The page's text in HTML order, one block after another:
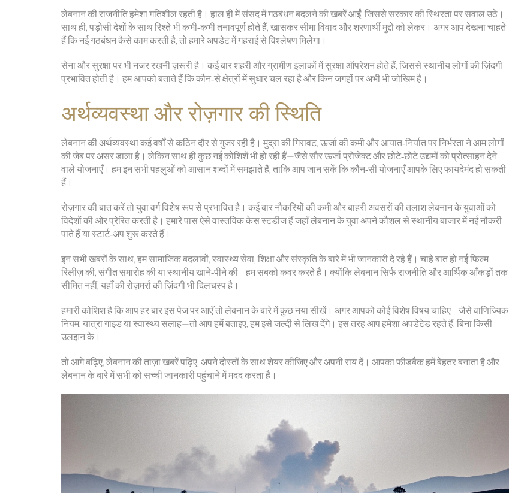
लेबनान की राजनीति हमेशा गतिशील रहती है। हाल ही में संसद में गठबंधन बदलने की खबरें आईं, जिससे सरकार की स्थिरता पर सवाल उठे।
साथ ही, पड़ोसी देशों के साथ रिश्ते भी कभी‑कभी तनावपूर्ण होते हैं, खासकर सीमा विवाद और शरणार्थी मुद्दों को लेकर। अगर आप देखना चाहते
हैं कि नई गठबंधन कैसे काम करती है, तो हमारे अपडेट में गहराई से विश्लेषण मिलेगा।
सेना और सुरक्षा पर भी नजर रखनी ज़रूरी है। कई बार शहरी और ग्रामीण इलाकों में सुरक्षा ऑपरेशन होते हैं, जिससे स्थानीय लोगों की ज़िंदगी
प्रभावित होती है। हम आपको बताते हैं कि कौन‑से क्षेत्रों में सुधार चल रहा है और किन जगहों पर अभी भी जोखिम है।
अर्थव्यवस्था और रोज़गार की स्थिति
लेबनान की अर्थव्यवस्था कई वर्षों से कठिन दौर से गुजर रही है। मुद्रा की गिरावट, ऊर्जा की कमी और आयात‑निर्यात पर निर्भरता ने आम लोगों
की जेब पर असर डाला है। लेकिन साथ ही कुछ नई कोशिशें भी हो रही हैं—जैसे सौर ऊर्जा प्रोजेक्ट और छोटे‑छोटे उद्यमों को प्रोत्साहन देने
वाले योजनाएँ। हम इन सभी पहलुओं को आसान शब्दों में समझाते हैं, ताकि आप जान सकें कि कौन‑सी योजनाएँ आपके लिए फायदेमंद हो सकती
हैं।
रोज़गार की बात करें तो युवा वर्ग विशेष रूप से प्रभावित है। कई बार नौकरियों की कमी और बाहरी अवसरों की तलाश लेबनान के युवाओं को
विदेशों की ओर प्रेरित करती है। हमारे पास ऐसे वास्तविक केस स्टडीज हैं जहाँ लेबनान के युवा अपने कौशल से स्थानीय बाजार में नई नौकरी
पाते हैं या स्टार्ट‑अप शुरू करते हैं।
इन सभी खबरों के साथ, हम सामाजिक बदलावों, स्वास्थ्य सेवा, शिक्षा और संस्कृति के बारे में भी जानकारी दे रहे हैं। चाहे बात हो नई फिल्म
रिलीज़ की, संगीत समारोह की या स्थानीय खाने‑पीने की—हम सबको कवर करते हैं। क्योंकि लेबनान सिर्फ राजनीति और आर्थिक आँकड़ों तक
सीमित नहीं, यहाँ की रोज़मर्रा की ज़िंदगी भी दिलचस्प है।
हमारी कोशिश है कि आप हर बार इस पेज पर आएँ तो लेबनान के बारे में कुछ नया सीखें। अगर आपको कोई विशेष विषय चाहिए—जैसे वाणिज्यिक
नियम, यात्रा गाइड या स्वास्थ्य सलाह—तो आप हमें बताइए, हम इसे जल्दी से लिख देंगे। इस तरह आप हमेशा अपडेटेड रहते हैं, बिना किसी
उलझन के।
तो आगे बढ़िए, लेबनान की ताज़ा खबरें पढ़िए, अपने दोस्तों के साथ शेयर कीजिए और अपनी राय दें। आपका फीडबैक हमें बेहतर बनाता है और
लेबनान के बारे में सभी को सच्ची जानकारी पहुंचाने में मदद करता है।